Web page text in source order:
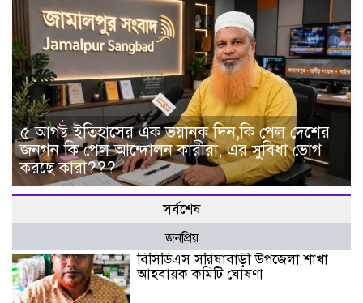
৫ আগষ্ট ইতিহাসের এক ভয়ানক দিন,কি পেল দেশের
জনগন কি পেল আন্দোলন কারীরা, এর সুবিধা ভোগ
করছে কারা???
সর্বশেষ
জনপ্রিয়
বিসিডিএস সরিষাবাড়ী উপজেলা শাখা
আহবায়ক কমিটি ঘোষণা